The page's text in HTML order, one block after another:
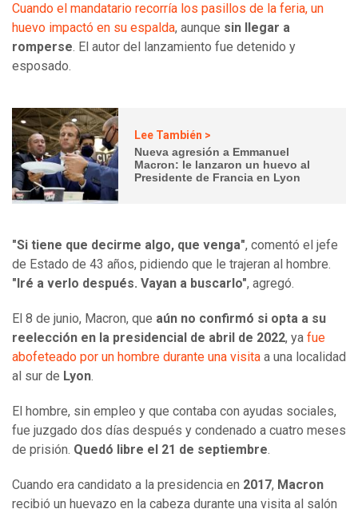
Cuando el mandatario recorría los pasillos de la feria, un
huevo impactó en su espalda, aunque sin llegar a
romperse. El autor del lanzamiento fue detenido y
esposado.
Lee También >
Nueva agresión a Emmanuel
Macron: le lanzaron un huevo al
Presidente de Francia en Lyon
"Si tiene que decirme algo, que venga", comentó el jefe
de Estado de 43 años, pidiendo que le trajeran al hombre.
"Iré a verlo después. Vayan a buscarlo", agregó.
El 8 de junio, Macron, que aún no confirmó si opta a su
reelección en la presidencial de abril de 2022, ya fue
abofeteado por un hombre durante una visita a una localidad
al sur de Lyon.
El hombre, sin empleo y que contaba con ayudas sociales,
fue juzgado dos días después y condenado a cuatro meses
de prisión. Quedó libre el 21 de septiembre.
Cuando era candidato a la presidencia en 2017, Macron
recibió un huevazo en la cabeza durante una visita al salón